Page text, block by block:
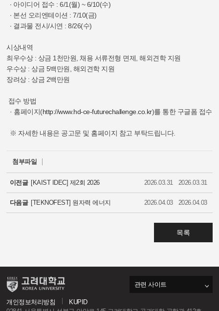
∙ 아이디어 접수 : 6/1(월) ~ 6/10(수)
∙ 본선 오리엔테이션 : 7/10(금)
∙ 결과물 전시/시연 : 8/26(수)
시상내역
최우수상 : 상금 1천만원, 채용 서류전형 면제, 해외견학 지원
우수상 : 상금 5백만원, 해외견학 지원
장려상 : 상금 2백만원
접수 방법
· 홈페이지(http://www.hd-ce-futurechallenge.co.kr)를 통한 구글폼 접수
※ 자세한 내용은 공고문 및 홈페이지 참고 부탁드립니다.
첨부파일
이전글 [KAIST IDEC] 제2회 2026
시스템 반도체 설계 챌린지 대회
2026.03.31 2026.03.31
다음글 [TEKNOFEST] 원자력 에너지 2026.04.03 2026.04.03
목록
개인정보처리방침
KUPID
관련 사이트